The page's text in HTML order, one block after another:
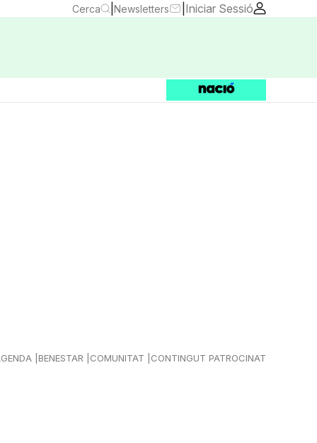
Cerca Newsletters Iniciar Sessió
BENESTAR COMUNITAT CONTINGUT PATROCINAT